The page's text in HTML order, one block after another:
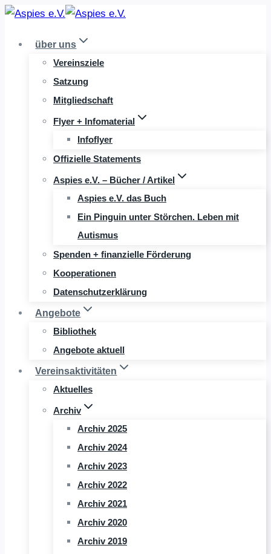
Zum
springenüber uns
Vereinsziele
Satzung
Mitgliedschaft
Flyer + Infomaterial
Infoflyer
Offizielle Statements
Aspies e.V. – Bücher / Artikel
Aspies e.V. das Buch
Ein Pinguin unter Störchen. Leben mit
Autismus
Spenden + finanzielle Förderung
Kooperationen
Datenschutzerklärung
Angebote
Bibliothek
Angebote aktuell
Vereinsaktivitäten
Aktuelles
Archiv
Archiv 2025
Archiv 2024
Archiv 2023
Archiv 2022
Archiv 2021
Archiv 2020
Archiv 2019